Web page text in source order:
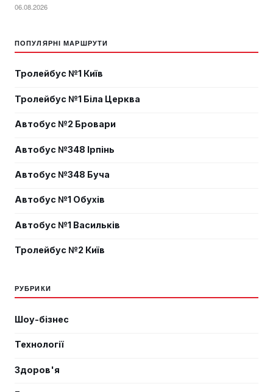
06.08.2026
ПОПУЛЯРНІ МАРШРУТИ
Тролейбус №1 Київ
Тролейбус №1 Біла Церква
Автобус №2 Бровари
Автобус №348 Ірпінь
Автобус №348 Буча
Автобус №1 Обухів
Автобус №1 Васильків
Тролейбус №2 Київ
РУБРИКИ
Шоу-бізнес
Технології
Здоров'я